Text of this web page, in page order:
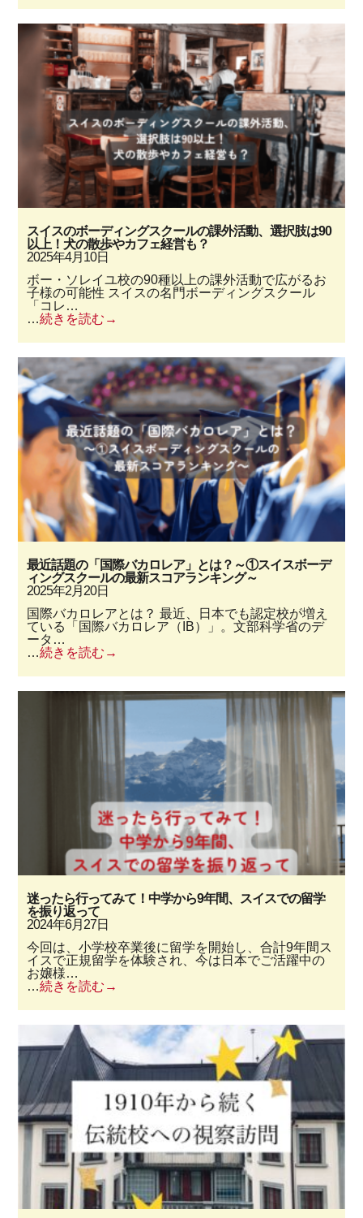
スイスのボーディングスクールの課外活動、選択肢は90
以上！犬の散歩やカフェ経営も？
2025年4月10日
ボー・ソレイユ校の90種以上の課外活動で広がるお
子様の可能性 スイスの名門ボーディングスクール
「コレ…
…続きを読む
最近話題の「国際バカロレア」とは？～①スイスボーデ
ィングスクールの最新スコアランキング～
2025年2月20日
国際バカロレアとは？ 最近、日本でも認定校が増え
ている「国際バカロレア（IB）」。文部科学省のデ
ータ…
…続きを読む
迷ったら行ってみて！中学から9年間、スイスでの留学
を振り返って
2024年6月27日
今回は、小学校卒業後に留学を開始し、合計9年間ス
イスで正規留学を体験され、今は日本でご活躍中の
お嬢様…
…続きを読む